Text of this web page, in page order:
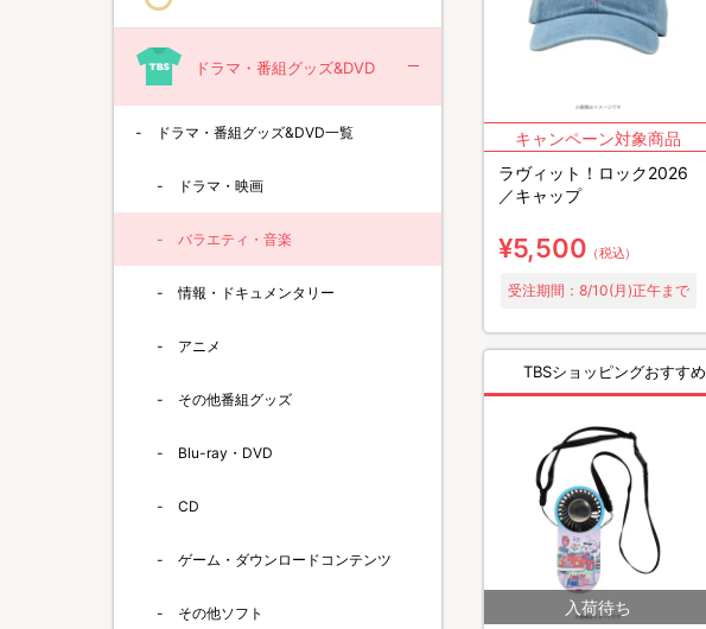
ラヴィット！ロック2026
／キャップ
¥5,500 （税込）
受注期間：8/10(月)正午まで
TBSショッピングおすすめ
ドラマ・番組グッズ&DVD
ドラマ・番組グッズ&DVD一覧
ドラマ・映画
バラエティ・音楽
情報・ドキュメンタリー
アニメ
その他番組グッズ
Blu-ray・DVD
CD
ゲーム・ダウンロードコンテンツ
その他ソフト